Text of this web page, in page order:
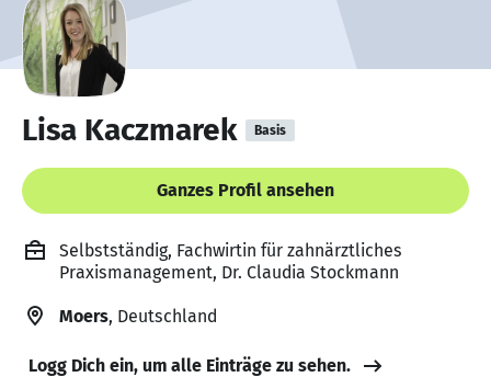
Lisa Kaczmarek Basis
Ganzes Profil ansehen
Selbstständig, Fachwirtin für zahnärztliches
Praxismanagement, Dr. Claudia Stockmann
Moers, Deutschland
Logg Dich ein, um alle Einträge zu sehen.